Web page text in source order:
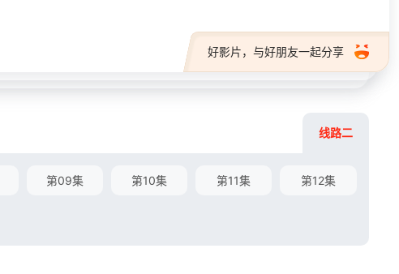
好影片，与好朋友一起分享
线路二
第09集 第10集 第11集 第12集